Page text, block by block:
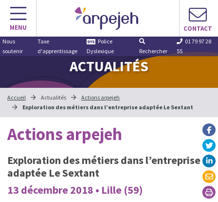
Aller
contenu
MENU CONTACT
Nous
soutenir
Taxe
d'apprentissage
Police
Dyslexique
Rechercher
01 79 97 28
55
ACTUALITÉS
Accueil Actualités
Actions arpejeh
Exploration des métiers dans l’entreprise adaptée Le Sextant
Actions arpejeh
Exploration des métiers dans l’entreprise
adaptée Le Sextant
13 décembre 2018 • Lille (59)